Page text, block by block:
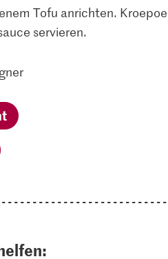
2.30
Tofu anrichten.
servieren.